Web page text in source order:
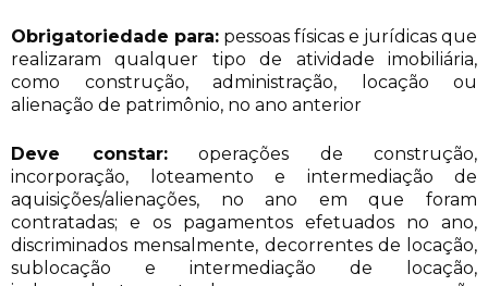
Obrigatoriedade para: pessoas físicas e jurídicas que
realizaram qualquer tipo de atividade imobiliária,
como construção, administração, locação ou
alienação de patrimônio, no ano anterior
Deve constar:operações de construção,
incorporação, loteamento e intermediação de
aquisições/alienações, no ano em que foram
contratadas; e os pagamentos efetuados no ano,
discriminados mensalmente, decorrentes de locação,
sublocação e intermediação de locação,